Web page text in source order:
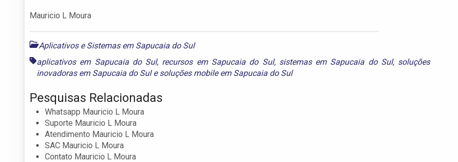
Mauricio L Moura
Aplicativos e Sistemas em Sapucaia do Sul
aplicativos em Sapucaia do Sul, recursos em Sapucaia do Sul, sistemas em Sapucaia do Sul, soluções
inovadoras em Sapucaia do Sulesoluções mobile em Sapucaia do Sul
Pesquisas Relacionadas
Whatsapp Mauricio L Moura
Suporte Mauricio L Moura
Atendimento Mauricio L Moura
SAC Mauricio L Moura
Contato Mauricio L Moura